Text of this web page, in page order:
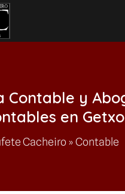
Contable y
en Getxo
Cacheiro»Contable